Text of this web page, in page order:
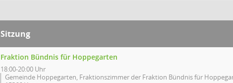
Sitzung
Fraktion Bündnis für Hoppegarten
18:00-20:00 Uhr
Gemeinde Hoppegarten, Fraktionszimmer der Fraktion Bündnis für